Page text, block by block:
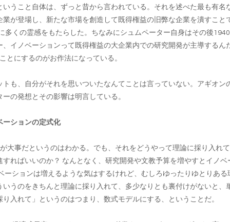
うこと自体は、ずっと昔から言われている。それを述べた最も有
が登場し、新たな市場を創造して既得権益の旧弊な企業を潰すこと
多くの霊感をもたらした。ちなみにシュムペーター自身はその後
イノベーションって既得権益の大企業内での研究開発が主導する
とにするのがお作法になっている。
も、自分がそれを思いついたなんてことは言っていない。アギオン
の発想とその影響は明言している。
ーションの定式化
大事だというのはわかる。でも、それをどうやって理論に採り入れ
ればいいのか？ なんとなく、研究開発や文教予算を増やすとイノ
ーションは増えるような気はするけれど、むしろゆったりゆとりあ
うのをきちんと理論に採り入れて、多少なりとも裏付けがないと
入れて」というのはつまり、数式モデルにする、ということだ。